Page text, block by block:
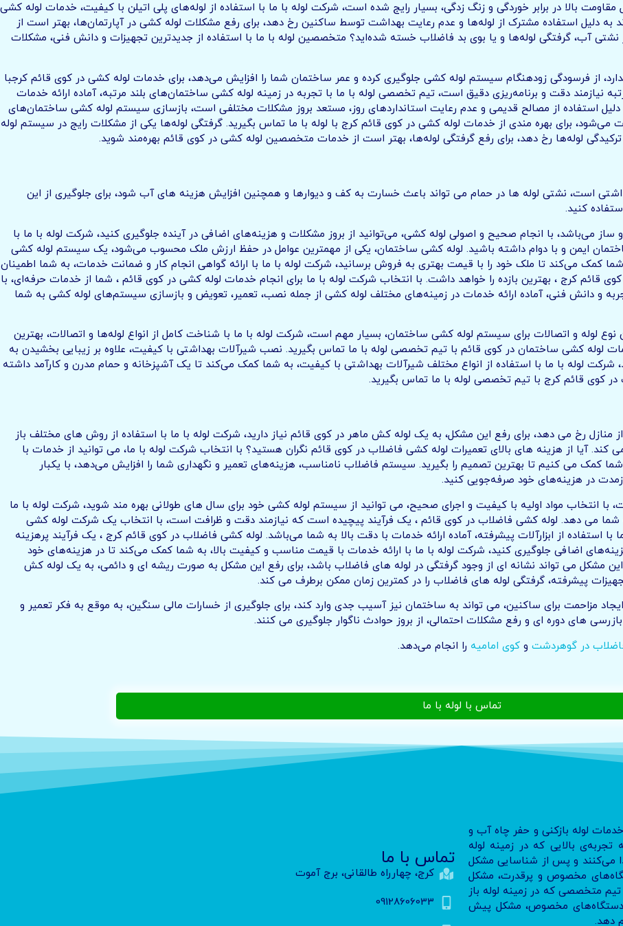
بالا در برابر خوردگی و زنگ زدگی، بسیار رایج شده است، شرکت لوله با ما با استفاده از لوله‌های پلی اتیلن با کیفیت، خدمات لوله کشی
به دلیل استفاده مشترک از لوله‌ها و عدم رعایت بهداشت توسط ساکنین رخ دهد، برای رفع مشکلات لوله کشی در آپارتمان‌ها، بهتر است از
آب، گرفتگی لوله‌ها و یا بوی بد فاضلاب خسته شده‌اید؟ متخصصین لوله با ما با استفاده از جدیدترین تجهیزات و دانش فنی، مشکلات
از فرسودگی زودهنگام سیستم لوله کشی جلوگیری کرده و عمر ساختمان شما را افزایش می‌دهد، برای خدمات لوله کشی در کوی قائم کرجبا
نیازمند دقت و برنامه‌ریزی دقیق است، تیم تخصصی لوله با ما با تجربه در زمینه لوله کشی ساختمان‌های بلند مرتبه، آماده ارائه خدمات
استفاده از مصالح قدیمی و عدم رعایت استانداردهای روز، مستعد بروز مشکلات مختلفی است، بازسازی سیستم لوله کشی ساختمان‌های
برای بهره مندی از خدمات لوله کشی در کوی قائم کرج با لوله با ما تماس بگیرید. گرفتگی لوله‌ها یکی از مشکلات رایج در سیستم لوله
لوله‌ها رخ دهد، برای رفع گرفتگی لوله‌ها، بهتر است از خدمات متخصصین لوله کشی در کوی قائم بهره‌مند شوید.
است، نشتی لوله ها در حمام می تواند باعث خسارت به کف و دیوارها و همچنین افزایش هزینه های آب شود، برای جلوگیری از این
کنید.
با انجام صحیح و اصولی لوله کشی، می‌توانید از بروز مشکلات و هزینه‌های اضافی در آینده جلوگیری کنید، شرکت لوله با ما با
ایمن و با دوام داشته باشید. لوله کشی ساختمان، یکی از مهمترین عوامل در حفظ ارزش ملک محسوب می‌شود، یک سیستم لوله کشی
کمک می‌کند تا ملک خود را با قیمت بهتری به فروش برسانید، شرکت لوله با ما با ارائه گواهی انجام کار و ضمانت خدمات، به شما اطمینان
کرج ، بهترین بازده را خواهد داشت. با انتخاب شرکت لوله با ما برای انجام خدمات لوله کشی در کوی قائم ، شما از خدمات حرفه‌ای، با
و دانش فنی، آماده ارائه خدمات در زمینه‌های مختلف لوله کشی از جمله نصب، تعمیر، تعویض و بازسازی سیستم‌های لوله کشی به شما
نوع لوله و اتصالات برای سیستم لوله کشی ساختمان، بسیار مهم است، شرکت لوله با ما با شناخت کامل از انواع لوله‌ها و اتصالات، بهترین
لوله کشی ساختمان در کوی قائم با تیم تخصصی لوله با ما تماس بگیرید. نصب شیرآلات بهداشتی با کیفیت، علاوه بر زیبایی بخشیدن به
لوله با ما با استفاده از انواع مختلف شیرآلات بهداشتی با کیفیت، به شما کمک می‌کند تا یک آشپزخانه و حمام مدرن و کارآمد داشته
کوی قائم کرج با تیم تخصصی لوله با ما تماس بگیرید.
رخ می دهد، برای رفع این مشکل، به یک لوله کش ماهر در کوی قائم نیاز دارید، شرکت لوله با ما با استفاده از روش های مختلف باز
آیا از هزینه های بالای تعمیرات لوله کشی فاضلاب در کوی قائم نگران هستید؟ با انتخاب شرکت لوله با ما، می توانید از خدمات با
کمک می کنیم تا بهترین تصمیم را بگیرید. سیستم فاضلاب نامناسب، هزینه‌های تعمیر و نگهداری شما را افزایش می‌دهد، با یکبار
در هزینه‌های خود صرفه‌جویی کنید.
انتخاب مواد اولیه با کیفیت و اجرای صحیح، می توانید از سیستم لوله کشی خود برای سال های طولانی بهره مند شوید، شرکت لوله با ما
به شما می دهد. لوله کشی فاضلاب در کوی قائم ، یک فرآیند پیچیده است که نیازمند دقت و ظرافت است، با انتخاب یک شرکت لوله کشی
استفاده از ابزارآلات پیشرفته، آماده ارائه خدمات با دقت بالا به شما می‌باشد. لوله کشی فاضلاب در کوی قائم کرج ، یک فرآیند پرهزینه
اضافی جلوگیری کنید، شرکت لوله با ما با ارائه خدمات با قیمت مناسب و کیفیت بالا، به شما کمک می‌کند تا در هزینه‌های خود
مشکل می تواند نشانه ای از وجود گرفتگی در لوله های فاضلاب باشد، برای رفع این مشکل به صورت ریشه ای و دائمی، به یک لوله کش
پیشرفته، گرفتگی لوله های فاضلاب را در کمترین زمان ممکن برطرف می کند.
مزاحمت برای ساکنین، می تواند به ساختمان نیز آسیب جدی وارد کند، برای جلوگیری از خسارات مالی سنگین، به موقع به فکر تعمیر و
های دوره ای و رفع مشکلات احتمالی، از بروز حوادث ناگوار جلوگیری می کنند.
در گوهردشت و کوی امامیه را انجام می‌دهد.
تماس با لوله با ما
لوله بازکنی و حفر چاه آب و
بالایی که در زمینه لوله
می‌کنند و پس از شناسایی مشکل
مخصوص و پرقدرت، مشکل
متخصصی که در زمینه لوله باز
دستگاه‌های مخصوص، مشکل پیش
دهد.
تماس با ما
کرج، چهارراه طالقانی، برج آموت
09128606033